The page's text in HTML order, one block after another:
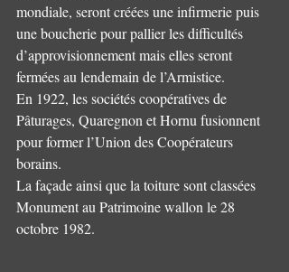
mondiale, seront créées une infirmerie puis
une boucherie pour pallier les difficultés
d’approvisionnement mais elles seront
fermées au lendemain de l’Armistice.
En 1922, les sociétés coopératives de
Pâturages, Quaregnon et Hornu fusionnent
pour former l’Union des Coopérateurs
borains.
La façade ainsi que la toiture sont classées
Monument au Patrimoine wallon le 28
octobre 1982.